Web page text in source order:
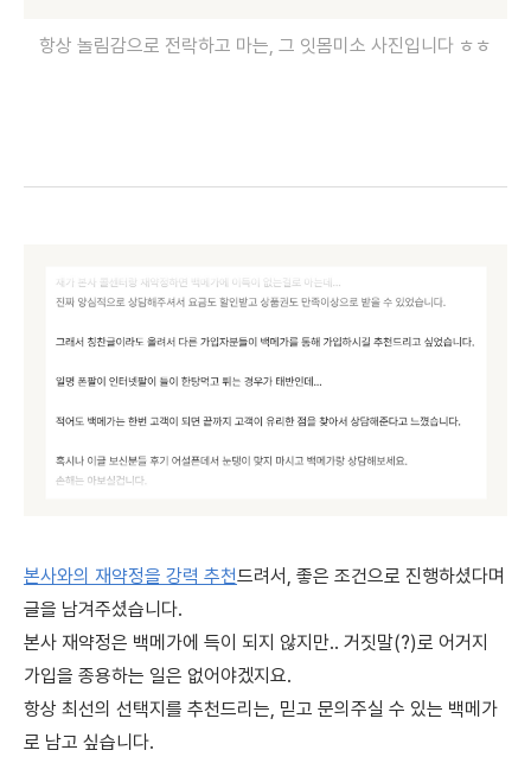
항상 놀림감으로 전락하고 마는, 그 잇몸미소 사진입니다 ㅎㅎ
본사와의 재약정을 강력 추천드려서, 좋은 조건으로 진행하셨다며
글을 남겨주셨습니다.
본사 재약정은 백메가에 득이 되지 않지만.. 거짓말(?)로 어거지
가입을 종용하는 일은 없어야겠지요.
항상 최선의 선택지를 추천드리는, 믿고 문의주실 수 있는 백메가
로 남고 싶습니다.